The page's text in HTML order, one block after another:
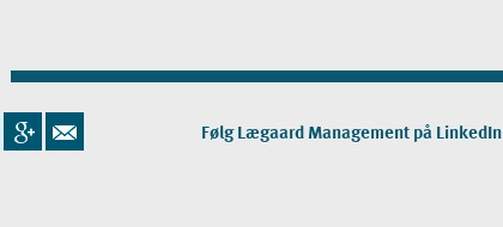
Følg Lægaard Management på LinkedIn